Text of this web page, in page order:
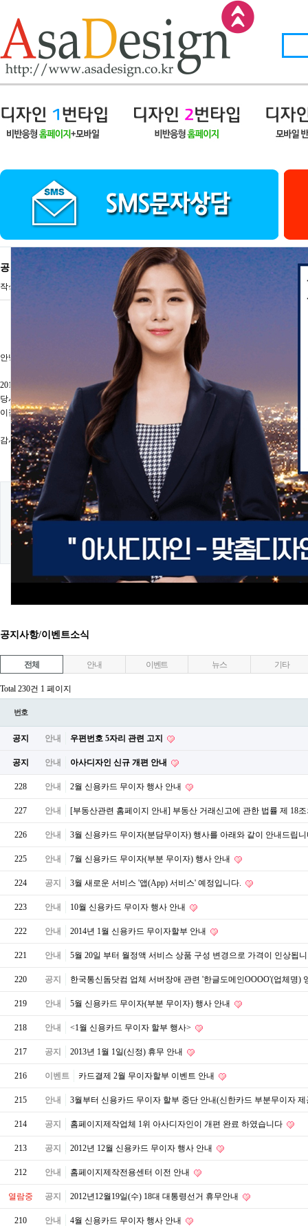
공지 | 2012년12월19일(수) 18대 대통령선거 휴무안내
작성자 아사디자인 12-12-18 09:00 조회 20,846회
안녕하십니까. 홈페이지제작 전문 아사디자인입니다.
2012년 12월 19일 수요일은 제 18대 대통령선거일로 임시 공휴일입니다.
당사는 선거일 당일에는 모든 근무자가 휴무로, 고객지원 및 홈페이지제작업무가 되
이점 양지하시기 바랍니다.
감사합니다.
댓글목록
공지사항/이벤트소식
전체 안내 이벤트 뉴스 기타
Total 230건 1 페이지
번호
공지 안내 우편번호 5자리 관련 고지
공지 안내 아사디자인 신규 개편 안내
228 안내 2월 신용카드 무이자 행사 안내
227 안내 [부동산관련 홈페이지 안내] 부동산 거래신고에 관한 법률 제 18
226 안내 3월 신용카드 무이자(분담무이자) 행사를 아래와 같이 안내드립
225 안내 7월 신용카드 무이자(부분 무이자) 행사 안내
224 공지 3월 새로운 서비스 '앱(App) 서비스' 예정입니다.
223 안내 10월 신용카드 무이자 행사 안내
222 안내 2014년 1월 신용카드 무이자할부 안내
221 안내 5월 20일 부터 월정액 서비스 상품 구성 변경으로 가격이 인상됩
220 공지 한국통신돔닷컴 업체 서버장애 관련 '한글도메인OOOO'(업체명)
219 안내 5월 신용카드 무이자(부분 무이자) 행사 안내
218 안내 <1월 신용카드 무이자 할부 행사>
217 공지 2013년 1월 1일(신정) 휴무 안내
216 이벤트 카드결제 2월 무이자할부 이벤트 안내
215 안내 3월부터 신용카드 무이자 할부 중단 안내(신한카드 부분무이자
214 공지 홈페이지제작업체 1위 아사디자인이 개편 완료 하였습니다
213 공지 2012년 12월 신용카드 무이자 행사 안내
212 안내 홈페이지제작전용센터 이전 안내
열람중 공지 2012년12월19일(수) 18대 대통령선거 휴무안내
210 안내 4월 신용카드 무이자 행사 안내